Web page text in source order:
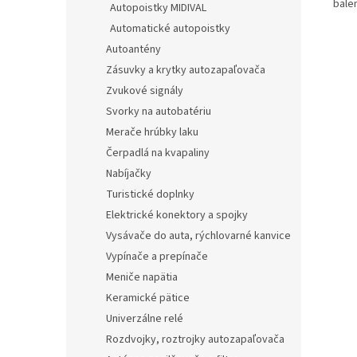
Autopoistky MIDIVAL
Automatické autopoistky
Autoantény
Zásuvky a krytky autozapaľovača
Zvukové signály
Svorky na autobatériu
Merače hrúbky laku
Čerpadlá na kvapaliny
Nabíjačky
Turistické doplnky
Elektrické konektory a spojky
Vysávače do auta, rýchlovarné kanvice
Vypínače a prepínače
Meniče napätia
Keramické pätice
Univerzálne relé
Rozdvojky, roztrojky autozapaľovača